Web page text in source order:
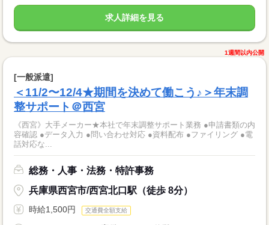
求人詳細を見る
1週間以内公開
[一般派遣]
＜11/2〜12/4★期間を決めて働こう♪＞年末調
整サポート＠西宮
《西宮》大手メーカー★本社で年末調整サポート業務 ●申請書類の内
容確認 ●データ入力 ●問い合わせ対応 ●資料配布 ●ファイリング ●電
話対応な...
総務・人事・法務・特許事務
兵庫県西宮市/西宮北口駅（徒歩 8分）
時給1,500円 交通費全額支給